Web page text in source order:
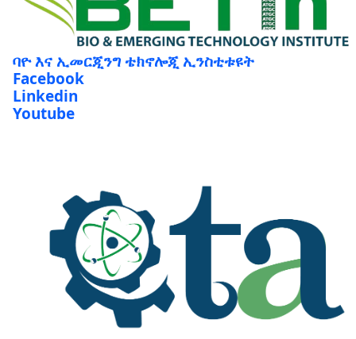
ባዮ እና ኢመርጂንግ ቴክኖሎጂ ኢንስቲቱዩት
Facebook
Linkedin
Youtube